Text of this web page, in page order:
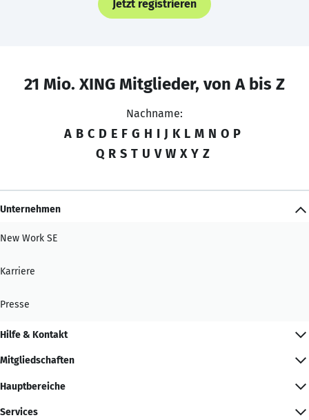
Jetzt registrieren
21 Mio. XING Mitglieder, von A bis Z
Nachname:
A B C D E F G H I J K L M N O P
Q R S T U V W X Y Z
Unternehmen
New Work SE
Karriere
Presse
Hilfe & Kontakt
Mitgliedschaften
Hauptbereiche
Services